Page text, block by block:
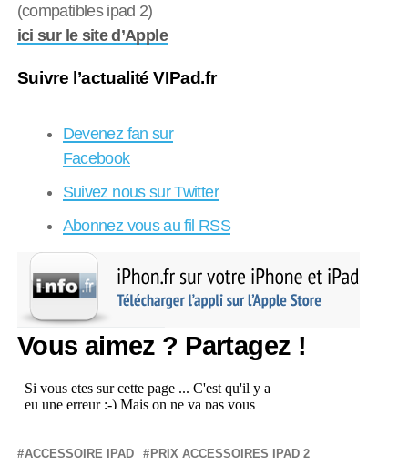
(compatibles ipad 2)
ici sur le site d’Apple
Suivre l’actualité VIPad.fr
Devenez fan sur
Facebook
Suivez nous sur Twitter
Abonnez vous au fil RSS
Vous aimez ? Partagez !
ACCESSOIRE IPAD PRIX ACCESSOIRES IPAD 2